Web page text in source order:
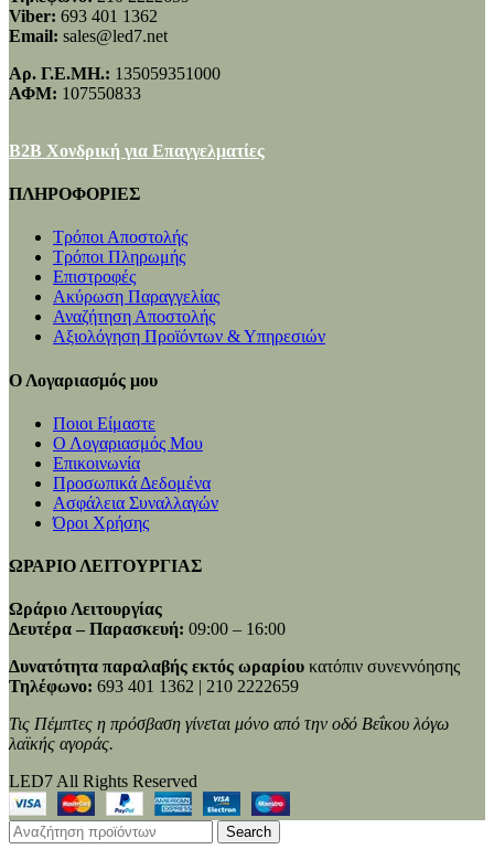
Viber: 693 401 1362
Email: sales@led7.net
Αρ. Γ.Ε.ΜΗ.: 135059351000
ΑΦΜ: 107550833
B2B Χονδρική για Επαγγελματίες
ΠΛΗΡΟΦΟΡΙΕΣ
Τρόποι Αποστολής
Τρόποι Πληρωμής
Επιστροφές
Ακύρωση Παραγγελίας
Αναζήτηση Αποστολής
Αξιολόγηση Προϊόντων & Υπηρεσιών
Ο Λογαριασμός μου
Ποιοι Είμαστε
Ο Λογαριασμός Μου
Επικοινωνία
Προσωπικά Δεδομένα
Ασφάλεια Συναλλαγών
Όροι Χρήσης
ΩΡΑΡΙΟ ΛΕΙΤΟΥΡΓΙΑΣ
Ωράριο Λειτουργίας
Δευτέρα – Παρασκευή: 09:00 – 16:00
Δυνατότητα παραλαβής εκτός ωραρίου κατόπιν συνεννόησης
Τηλέφωνο: 693 401 1362 | 210 2222659
Τις Πέμπτες η πρόσβαση γίνεται μόνο από την οδό Βεΐκου λόγω
λαϊκής αγοράς.
LED7 All Rights Reserved
Search